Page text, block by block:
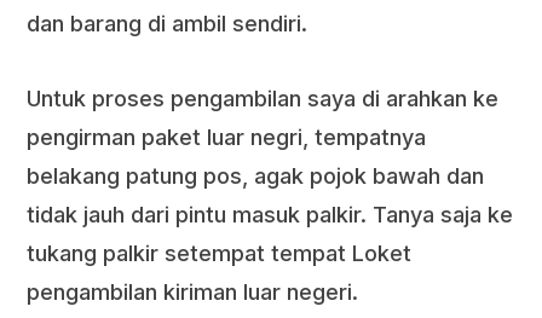
dan barang di ambil sendiri.
Untuk proses pengambilan saya di arahkan ke
pengirman paket luar negri, tempatnya
belakang patung pos, agak pojok bawah dan
tidak jauh dari pintu masuk palkir. Tanya saja ke
tukang palkir setempat tempat Loket
pengambilan kiriman luar negeri.